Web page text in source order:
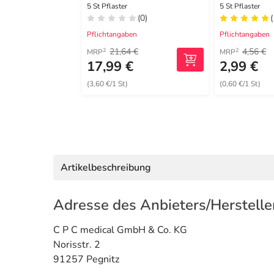
8 cm
5 St Pflaster
(0)
Pflichtangaben
MRP2 21,64 €
17,99 €
(3,60 €/1 St)
5 St Pflaster
Pflichtangaben
MRP2 4,56 €
2,99 €
(0,60 €/1 St)
Artikelbeschreibung
Adresse des Anbieters/
C P C medical GmbH & Co. KG
Norisstr. 2
91257 Pegnitz